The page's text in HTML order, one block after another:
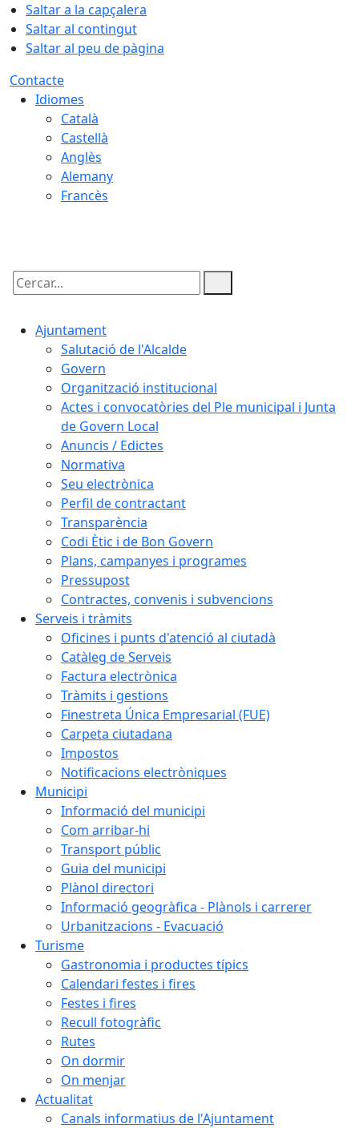
Saltar a la capçalera
Saltar al contingut
Saltar al peu de pàgina
Contacte
Idiomes
Català
Castellà
Anglès
Alemany
Francès
Cercar:
Ajuntament
Salutació de l'Alcalde
Govern
Organització institucional
Actes i convocatòries del Ple municipal i Junta
de Govern Local
Anuncis / Edictes
Normativa
Seu electrònica
Perfil de contractant
Transparència
Codi Ètic i de Bon Govern
Plans, campanyes i programes
Pressupost
Contractes, convenis i subvencions
Serveis i tràmits
Oficines i punts d'atenció al ciutadà
Catàleg de Serveis
Factura electrònica
Tràmits i gestions
Finestreta Única Empresarial (FUE)
Carpeta ciutadana
Impostos
Notificacions electròniques
Municipi
Informació del municipi
Com arribar-hi
Transport públic
Guia del municipi
Plànol directori
Informació geogràfica - Plànols i carrerer
Urbanitzacions - Evacuació
Turisme
Gastronomia i productes típics
Calendari festes i fires
Festes i fires
Recull fotogràfic
Rutes
On dormir
On menjar
Actualitat
Canals informatius de l'Ajuntament